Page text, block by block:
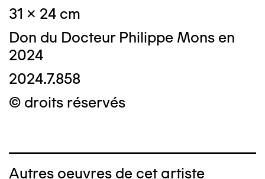
31 x 24 cm
Don du Docteur Philippe Mons en
2024
2024.7.858
© droits réservés
Autres oeuvres de cet artiste